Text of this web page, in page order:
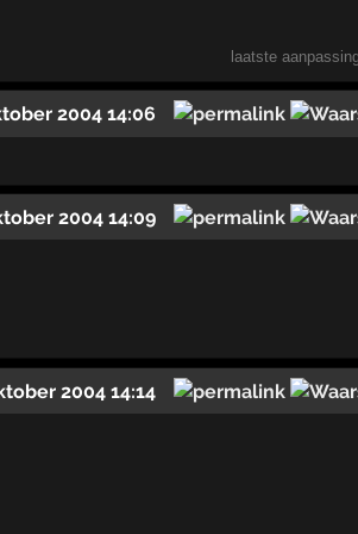
laatste
2004 14:06
2004 14:09
2004 14:14